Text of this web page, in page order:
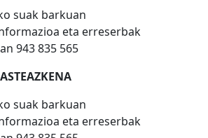
suak barkuan
eta erreserbak
943 835 565
suak barkuan
eta erreserbak